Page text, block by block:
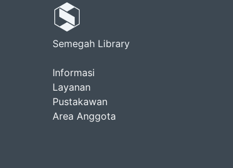
Semegah Library
Informasi
Layanan
Pustakawan
Area Anggota